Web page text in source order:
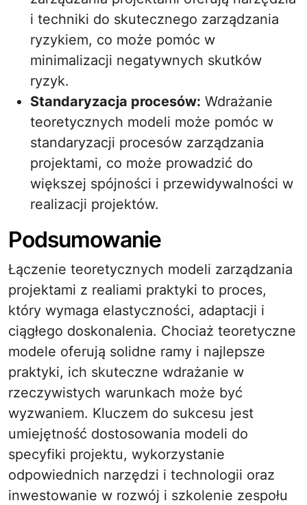
i techniki do skutecznego zarządzania
ryzykiem, co może pomóc w
minimalizacji negatywnych skutków
ryzyk.
Standaryzacja procesów: Wdrażanie
teoretycznych modeli może pomóc w
standaryzacji procesów zarządzania
projektami, co może prowadzić do
większej spójności i przewidywalności w
realizacji projektów.
Podsumowanie
Łączenie teoretycznych modeli zarządzania
projektami z realiami praktyki to proces,
który wymaga elastyczności, adaptacji i
ciągłego doskonalenia. Chociaż teoretyczne
modele oferują solidne ramy i najlepsze
praktyki, ich skuteczne wdrażanie w
rzeczywistych warunkach może być
wyzwaniem. Kluczem do sukcesu jest
umiejętność dostosowania modeli do
specyfiki projektu, wykorzystanie
odpowiednich narzędzi i technologii oraz
inwestowanie w rozwój i szkolenie zespołu